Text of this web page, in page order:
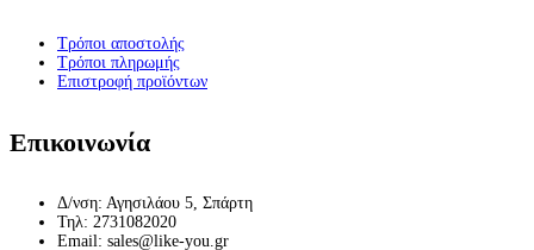
Τρόποι αποστολής
Τρόποι πληρωμής
Επιστροφή προϊόντων
Επικοινωνία
Δ/νση: Αγησιλάου 5, Σπάρτη
Τηλ: 2731082020
Email: sales@like-you.gr